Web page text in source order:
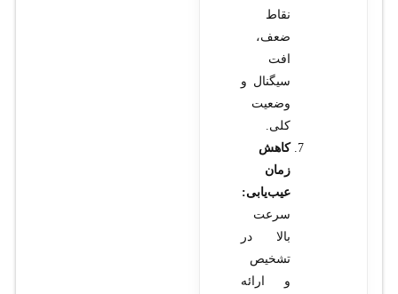
نقاط
ضعف،
افت
سیگنال و
وضعیت
کلی.
کاهش
زمان
عیب‌یابی:
سرعت
بالا در
تشخیص
و ارائه